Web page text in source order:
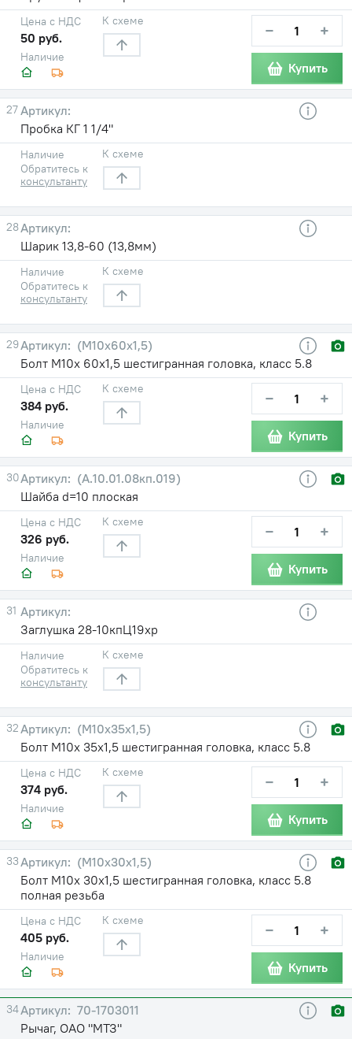
Наличие
Цена с НДС
50 руб.
К схеме − +
Купить
27
Пробка КГ 1 1/4"
Наличие
Обратитесь к
консультанту
К схеме
28
Шарик 13,8-60 (13,8мм)
Наличие
Обратитесь к
консультанту
К схеме
29
(М10х60х1,5)
Болт М10х 60х1,5 шестигранная головка, класс 5.8
Наличие
Цена с НДС
384 руб.
К схеме − +
Купить
30
(А.10.01.08кп.019)
Шайба d=10 плоская
Наличие
Цена с НДС
326 руб.
К схеме − +
Купить
31
Заглушка 28-10кпЦ19хр
Наличие
Обратитесь к
консультанту
К схеме
32
(М10х35х1,5)
Болт М10х 35х1,5 шестигранная головка, класс 5.8
Наличие
Цена с НДС
374 руб.
К схеме − +
Купить
33
(М10х30х1,5)
Болт М10х 30х1,5 шестигранная головка, класс 5.8
полная резьба
Наличие
Цена с НДС
405 руб.
К схеме − +
Купить
34
70-1703011
Рычаг, ОАО "МТЗ"